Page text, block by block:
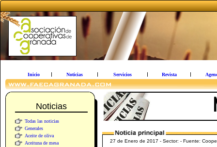
Inicio Noticias Servicios Revista
Noticias
Todas las noticias
Generales
Aceite de oliva
Aceituna de mesa
27 de Enero de 2017 - Sector: - Fuente: